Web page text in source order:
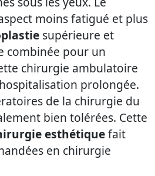
moins fatigué et plus
supérieure et
combinée pour un
chirurgie ambulatoire
prolongée.
de la chirurgie du
bien tolérées. Cette
esthétiquefait
en chirurgie